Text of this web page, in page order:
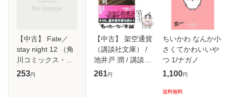
【中古】 Fate／
stay night 12 （角
川コミックス・エ
ース） / 西脇 だっ
253円
【中古】 架空通貨
（講談社文庫） /
池井戸 潤 / 講談社
[文庫]【メール便送
261円
ちいかわ なんか小
さくてかわいいや
つ 1/ナガノ
1,100円
送料無料